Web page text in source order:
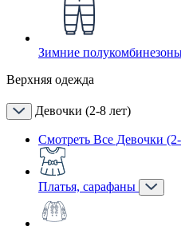
Зимние
Верхняя одежда
Девочки (2-8 лет)
Смотреть Все Девочки
Платья, сарафаны